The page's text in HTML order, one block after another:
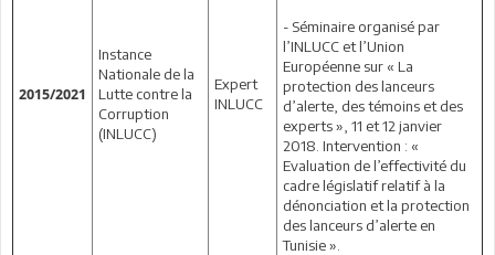
2015/2021
Instance
Nationale de la
Lutte contre la
Corruption
(INLUCC)
Expert
INLUCC
- Séminaire organisé par
l’INLUCC et l’Union
Européenne sur « La
protection des lanceurs
d’alerte, des témoins et des
experts », 11 et 12 janvier
2018. Intervention : «
Evaluation de l’effectivité du
cadre législatif relatif à la
dénonciation et la protection
des lanceurs d’alerte en
Tunisie ».